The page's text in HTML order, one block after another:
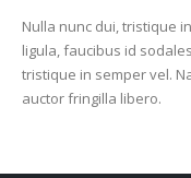
Nulla nunc dui, tristique
ligula, faucibus id
tristique in semper vel.
auctor fringilla libero.